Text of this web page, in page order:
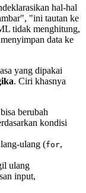
hal-hal
"ini tautan ke
tidak menghitung,
data ke
yang dipakai
. Ciri khasnya
berubah
kondisi
ulang (for,
ulang
input,